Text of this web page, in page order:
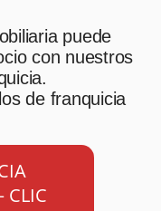
puede
con nuestros
de franquicia
CLIC